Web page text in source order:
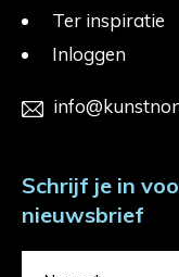
Ter inspiratie
Inloggen
Schrijf je in
nieuwsbrief